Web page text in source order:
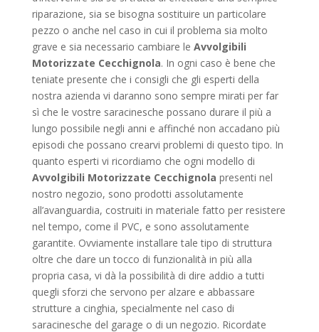
riparazione, sia se bisogna sostituire un particolare
pezzo o anche nel caso in cui il problema sia molto
grave e sia necessario cambiare le Avvolgibili
Motorizzate Cecchignola. In ogni caso è bene che
teniate presente che i consigli che gli esperti della
nostra azienda vi daranno sono sempre mirati per far
sì che le vostre saracinesche possano durare il più a
lungo possibile negli anni e affinché non accadano più
episodi che possano crearvi problemi di questo tipo. In
quanto esperti vi ricordiamo che ogni modello di
Avvolgibili Motorizzate Cecchignola presenti nel
nostro negozio, sono prodotti assolutamente
all’avanguardia, costruiti in materiale fatto per resistere
nel tempo, come il PVC, e sono assolutamente
garantite. Ovviamente installare tale tipo di struttura
oltre che dare un tocco di funzionalità in più alla
propria casa, vi dà la possibilità di dire addio a tutti
quegli sforzi che servono per alzare e abbassare
strutture a cinghia, specialmente nel caso di
saracinesche del garage o di un negozio. Ricordate